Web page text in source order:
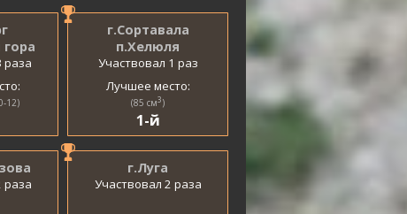
гора
раза
12)
г.Сортавала
п.Хелюля
Участвовал 1 раз
Лучшее место:
(85 см3)
1-й
раза
г.Луга
Участвовал 2 раза